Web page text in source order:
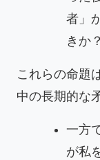
者」
きか？
これらの命題
中の長期的な
一方
が私